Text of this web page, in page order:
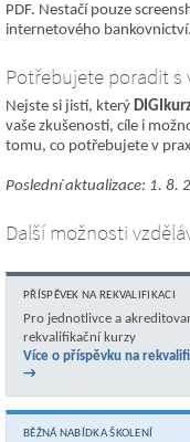
PDF. Nestačí pouze
internetového bankovnictví.
Potřebujete poradit s
Nejste si jistí, který
vaše zkušenosti, cíle i
tomu, co potřebujete v
Poslední aktualizace: 1. 8.
Další možnosti
PŘÍSPĚVEK NA REKVALIFIKACI
Pro jednotlivce a
rekvalifikační kurzy
Více o příspěvku na
→
BĚŽNÁ NABÍDKA ŠKOLENÍ